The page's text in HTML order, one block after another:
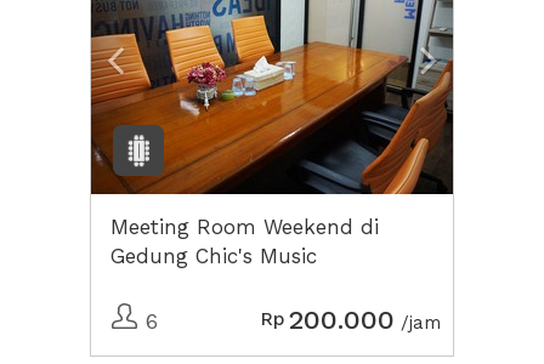
Meeting Room Weekend di
Gedung Chic's Music
6 Rp 200.000 /jam